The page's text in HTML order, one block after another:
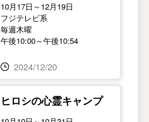
10月17日～12月19日
フジテレビ系
毎週木曜
午後10:00～午後10:54
2024/12/20
ヒロシの心霊キャンプ